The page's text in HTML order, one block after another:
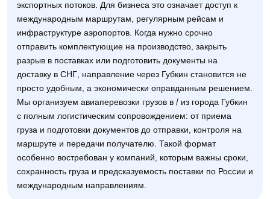
экспортных потоков. Для бизнеса это означает доступ к
международным маршрутам, регулярным рейсам и
инфраструктуре аэропортов. Когда нужно срочно
отправить комплектующие на производство, закрыть
разрыв в поставках или подготовить документы на
доставку в СНГ, направление через Губкин становится не
просто удобным, а экономически оправданным решением.
Мы организуем авиаперевозки грузов в / из города Губкин
с полным логистическим сопровождением: от приема
груза и подготовки документов до отправки, контроля на
маршруте и передачи получателю. Такой формат
особенно востребован у компаний, которым важны сроки,
сохранность груза и предсказуемость поставки по России и
международным направлениям.